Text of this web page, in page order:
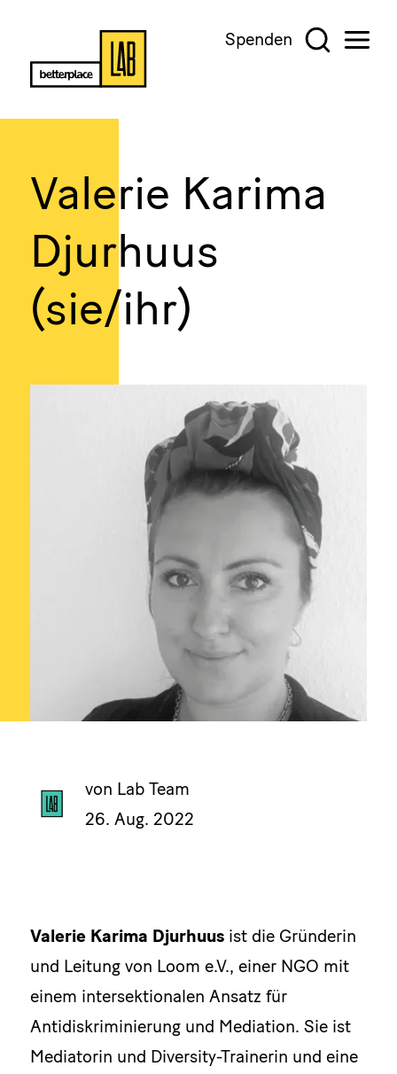
Spenden
Valerie Karima
Djurhuus
(sie/ihr)
von Lab Team
26. Aug. 2022
Valerie Karima Djurhuusist die Gründerin
und Leitung von Loom e.V., einer NGO mit
einem intersektionalen Ansatz für
Antidiskriminierung und Mediation. Sie ist
Mediatorin und Diversity-Trainerin und eine